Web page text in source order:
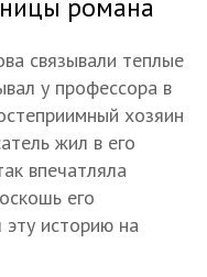
связывали теплые
у профессора в
хозяин
жил в его
впечатляла
его
эту историю на